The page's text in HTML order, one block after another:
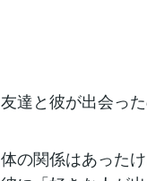
友達と彼が出会った
体の関係はあった